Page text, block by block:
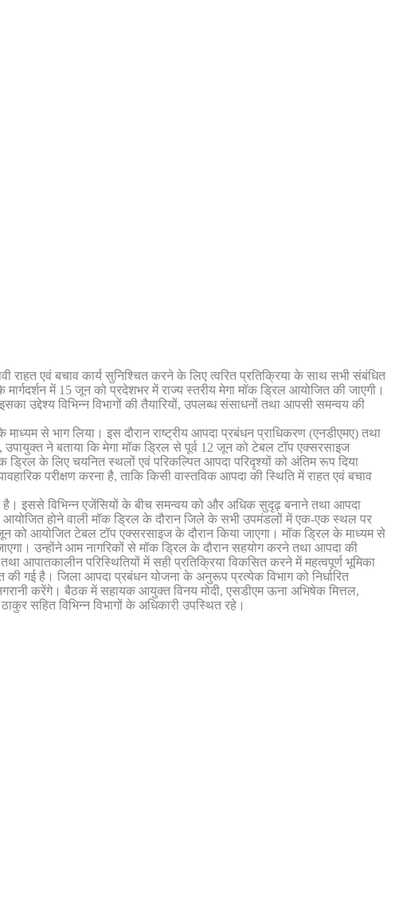
एवं बचाव कार्य सुनिश्चित करने के लिए त्वरित प्रतिक्रिया के साथ सभी संबंधित
में 15 जून को प्रदेशभर में राज्य स्तरीय मेगा मॉक ड्रिल आयोजित की जाएगी।
उद्देश्य विभिन्न विभागों की तैयारियों, उपलब्ध संसाधनों तथा आपसी समन्वय की
से भाग लिया। इस दौरान राष्ट्रीय आपदा प्रबंधन प्राधिकरण (एनडीएमए) तथा
उपायुक्त ने बताया कि मेगा मॉक ड्रिल से पूर्व 12 जून को टेबल टॉप एक्सरसाइज
ड्रिल के लिए चयनित स्थलों एवं परिकल्पित आपदा परिदृश्यों को अंतिम रूप दिया
परीक्षण करना है, ताकि किसी वास्तविक आपदा की स्थिति में राहत एवं बचाव
है। इससे विभिन्न एजेंसियों के बीच समन्वय को और अधिक सुदृढ़ बनाने तथा आपदा
होने वाली मॉक ड्रिल के दौरान जिले के सभी उपमंडलों में एक-एक स्थल पर
को आयोजित टेबल टॉप एक्सरसाइज के दौरान किया जाएगा। मॉक ड्रिल के माध्यम से
उन्होंने आम नागरिकों से मॉक ड्रिल के दौरान सहयोग करने तथा आपदा की
आपातकालीन परिस्थितियों में सही प्रतिक्रिया विकसित करने में महत्वपूर्ण भूमिका
की गई है। जिला आपदा प्रबंधन योजना के अनुरूप प्रत्येक विभाग को निर्धारित
निगरानी करेंगे। बैठक में सहायक आयुक्त विनय मोदी, एसडीएम ऊना अभिषेक मित्तल,
सहित विभिन्न विभागों के अधिकारी उपस्थित रहे।